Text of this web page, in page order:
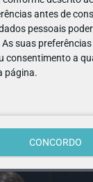
antes de
pessoais
suas
consentimento a
página.
CONCORDO
gratuita no
pessoal,